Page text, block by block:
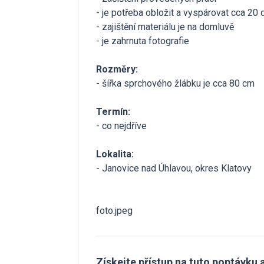
- je potřeba obložit a vyspárovat cca 20
- zajištění materiálu je na domluvě
- je zahrnuta fotografie
Rozměry:
- šířka sprchového žlábku je cca 80 cm
Termín:
- co nejdříve
Lokalita:
- Janovice nad Úhlavou, okres Klatovy
foto.jpeg